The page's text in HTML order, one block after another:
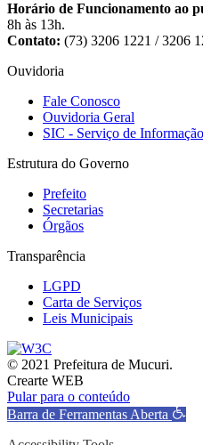
Horário de Funcionamento ao
8h às 13h.
Contato: (73) 3206 1221 / 3206
Ouvidoria
Fale Conosco
Ouvidoria Geral
SIC - Serviço de Informação
Estrutura do Governo
Prefeito
Secretarias
Órgãos
Transparência
LGPD
Carta de Serviços
Leis Municipais
© 2021 Prefeitura de Mucuri.
Crearte WEB
Pular para o conteúdo
Barra de Ferramentas Aberta